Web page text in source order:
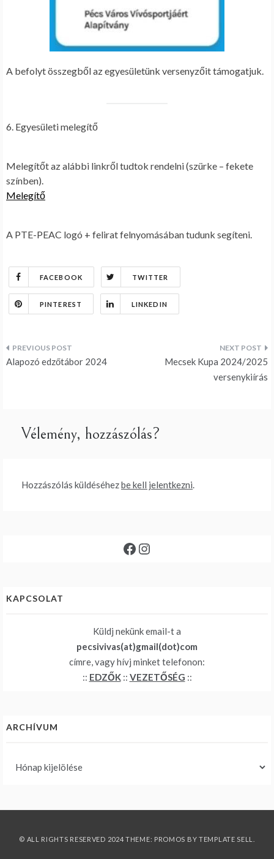
A befolyt összegből az egyesületünk versenyzőit támogatjuk.
6. Egyesületi melegítő
Melegítőt az alábbi linkről tudtok rendelni (szürke – fekete
színben).
Melegítő
A PTE-PEAC logó + felirat felnyomásában tudunk segíteni.
FACEBOOK TWITTER
PINTEREST LINKEDIN
Bejegyzés
Alapozó edzőtábor 2024
Mecsek Kupa 2024/2025
versenykiírás
Vélemény, hozzászólás?
Hozzászólás küldéséhezbe kell jelentkezni.
Facebook
Instagram
KAPCSOLAT
Küldj nekünk email-t a
pecsivivas(at)gmail(dot)com
címre, vagy hívj minket telefonon:
:: EDZŐK:: VEZETŐSÉG ::
ARCHÍVUM
© ALL RIGHTS RESERVED 2024 THEME: PROMOS BY TEMPLATE SELL